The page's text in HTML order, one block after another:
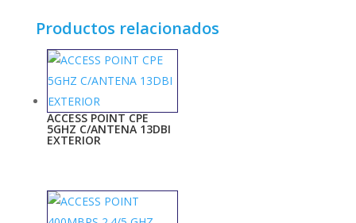
Productos relacionados
ACCESS POINT CPE
5GHZ C/ANTENA 13DBI
EXTERIOR